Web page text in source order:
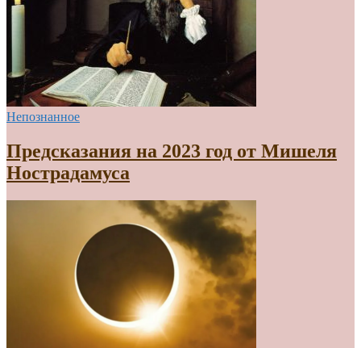
Непознанное
Предсказания на 2023 год от Мишеля
Нострадамуса